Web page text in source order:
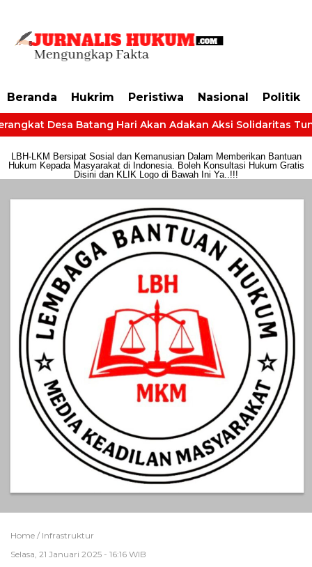
Beranda Hukrim Peristiwa Nasional Politik
Desa Batang Hari Akan Adakan Aksi Solidaritas
LBH-LKM Bersipat Sosial dan Kemanusian Dalam Memberikan Bantuan
Hukum Kepada Masyarakat di Indonesia. Boleh Konsultasi Hukum Gratis
Disini dan KLIK Logo di Bawah Ini Ya..!!!
Home / Infrastruktur
Selasa, 21 Januari 2025 - 16:16 WIB